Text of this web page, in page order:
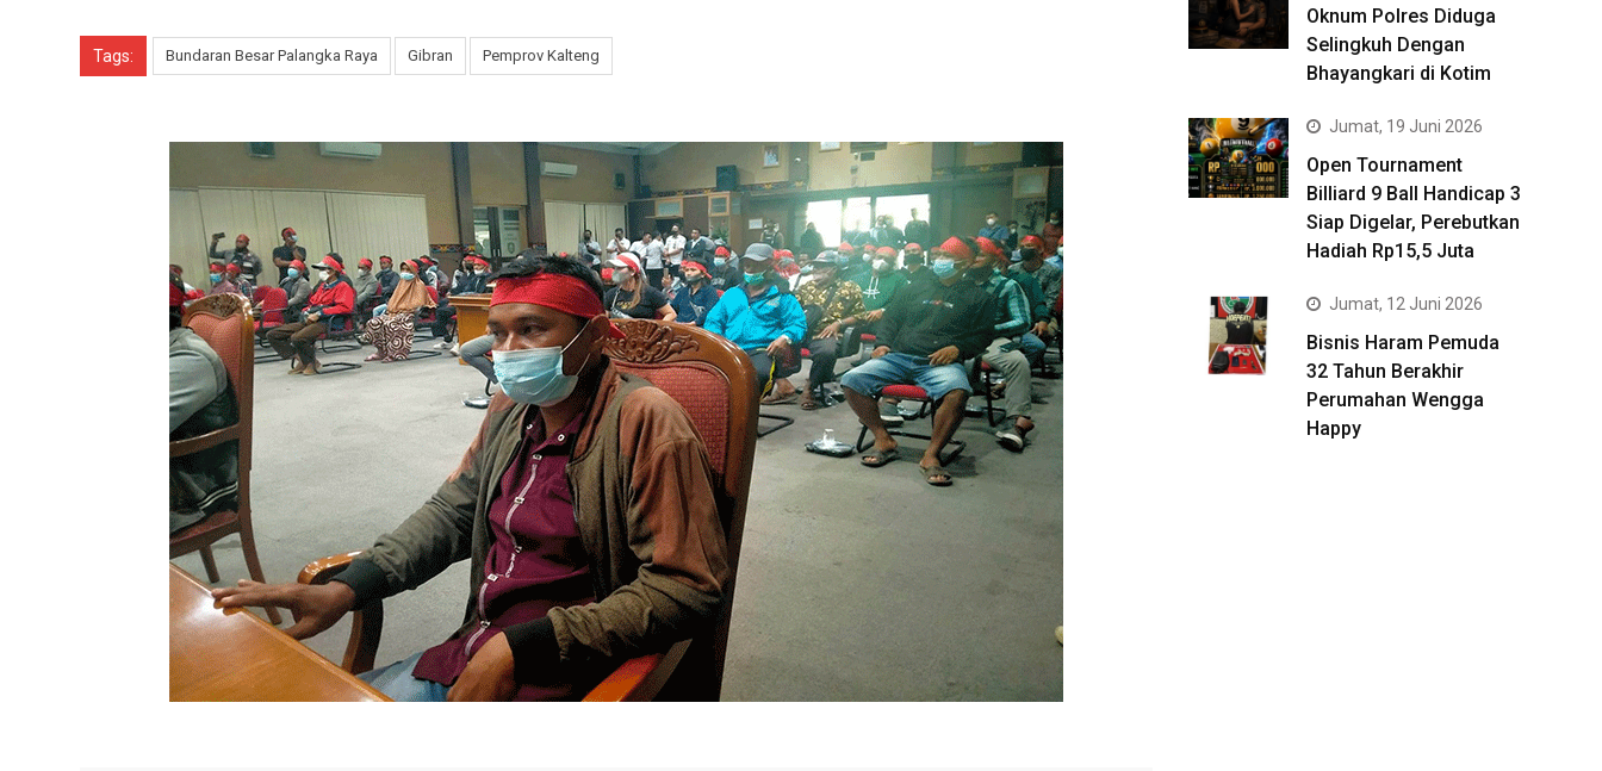
Tags: Bundaran Besar Palangka Raya Gibran Pemprov Kalteng
Oknum Polres Diduga
Selingkuh Dengan
Bhayangkari di Kotim
Jumat, 19 Juni 2026
Open Tournament
Billiard 9 Ball Handicap 3
Siap Digelar, Perebutkan
Hadiah Rp15,5 Juta
Jumat, 12 Juni 2026
Bisnis Haram Pemuda
32 Tahun Berakhir
Perumahan Wengga
Happy